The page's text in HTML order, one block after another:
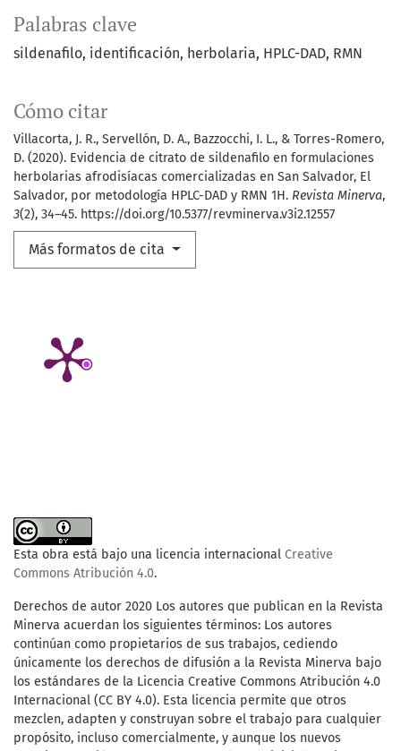
Palabras clave
sildenafilo identificación herbolaria HPLC-DAD RMN
Cómo citar
Villacorta, J. R., Servellón, D. A., Bazzocchi, I. L., & Torres-Romero,
D. (2020). Evidencia de citrato de sildenafilo en formulaciones
herbolarias afrodisíacas comercializadas en San Salvador, El
Salvador, por metodología HPLC-DAD y RMN 1H. Revista Minerva,
3(2), 34–45. https://doi.org/10.5377/revminerva.v3i2.12557
Más formatos de cita
Esta obra está bajo una licencia internacional Creative
Commons Atribución 4.0.
Derechos de autor 2020 Los autores que publican en la Revista
Minerva acuerdan los siguientes términos: Los autores
continúan como propietarios de sus trabajos, cediendo
únicamente los derechos de difusión a la Revista Minerva bajo
los estándares de la Licencia Creative Commons Atribución 4.0
Internacional (CC BY 4.0). Esta licencia permite que otros
mezclen, adapten y construyan sobre el trabajo para cualquier
propósito, incluso comercialmente, y aunque los nuevos